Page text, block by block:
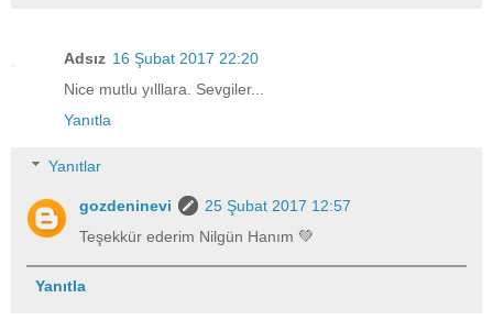
Adsız 16 Şubat 2017 22:20
Nice mutlu yılllara. Sevgiler...
Yanıtla
Yanıtlar
gozdeninevi
25 Şubat 2017 12:57
Teşekkür ederim Nilgün Hanım 💚
Yanıtla